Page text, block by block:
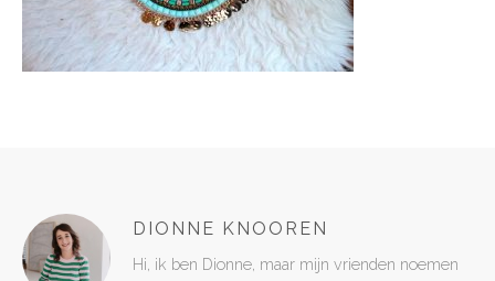
DIONNE KNOOREN
Hi, ik ben Dionne, maar mijn vrienden noemen